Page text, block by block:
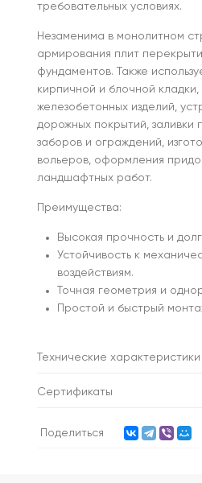
требовательных условиях.
Незаменима в монолитном
армирования плит
фундаментов. Также
кирпичной и блочной кладки,
железобетонных изделий,
дорожных покрытий, заливки
заборов и ограждений,
вольеров, оформления
ландшафтных работ.
Преимущества:
Высокая прочность и
Устойчивость к
воздействиям.
Точная геометрия и
Простой и быстрый
Технические характеристики
Сертификаты
Поделиться